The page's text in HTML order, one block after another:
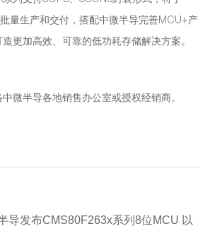
量生产和交付，搭配中微半导完善MCU+产
更加高效、可靠的低功耗存储解决方案。
微半导各地销售办公室或授权经销商。
导发布CMS80F263x系列8位MCU 以